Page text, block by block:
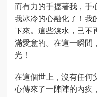
而有力的手握著我，手
我冰冷的心融化了！我
下來。這些淚水，已不
滿愛意的。在這一瞬間
光！
在這個世上，沒有任何
心傳來了一陣陣的內疚